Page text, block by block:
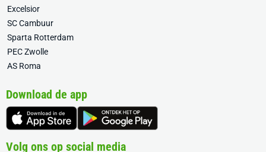
Excelsior
SC Cambuur
Sparta Rotterdam
PEC Zwolle
AS Roma
Download de app
Volg ons op social media